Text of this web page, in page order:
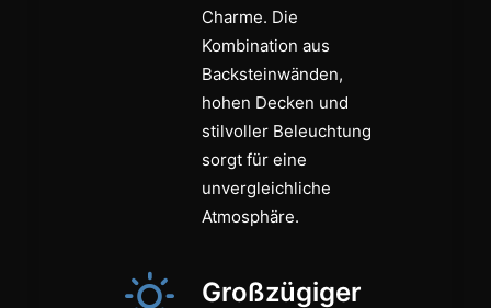
Charme. Die
Kombination aus
Backsteinwänden,
hohen Decken und
stilvoller Beleuchtung
sorgt für eine
unvergleichliche
Atmosphäre.
Großzügiger